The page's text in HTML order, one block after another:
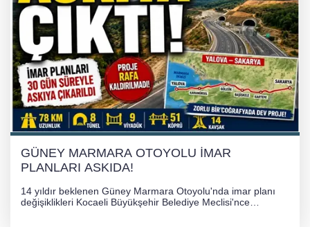
TONAMİ KÖPRÜSÜ'NDE PANİK!
GÜNEY MARMARA OTOYOLU İMAR
PLANLARI ASKIDA!
GÜNEY MARMARA OTOYOLU İMAR
PLANLARI ASKIDA!
14 yıldır beklenen Güney Marmara Otoyolu'nda imar planı
değişiklikleri Kocaeli Büyükşehir Belediye Meclisi'nce